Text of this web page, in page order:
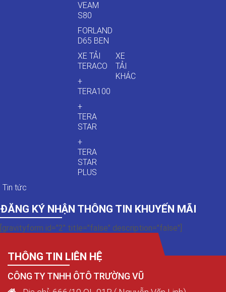
VEAM
S80
FORLAND
D65 BEN
XE TẢI
TERACO
+
TERA100
+
TERA
STAR
+
TERA
STAR
PLUS
XE
TẢI
KHÁC
Tin tức
ĐĂNG KÝ NHẬN THÔNG TIN KHUYẾN MÃI
[gravityform id="2" title="false" description="false"]
THÔNG TIN LIÊN HỆ
CÔNG TY TNHH ÔTÔ TRƯỜNG VŨ